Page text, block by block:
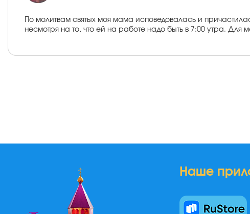
По молитвам святых моя мама исповедовалась и
несмотря на то, что ей на работе надо быть в 7:00 утра. Для
Наше